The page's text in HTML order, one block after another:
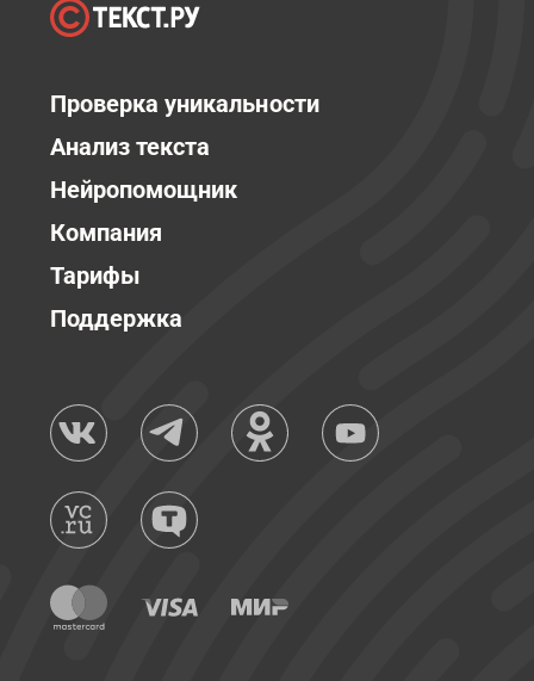
Проверка уникальности
Анализ текста
Нейропомощник
Компания
Тарифы
Поддержка